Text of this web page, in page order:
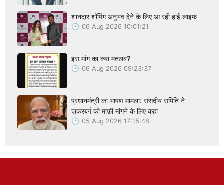
शानदार शॉपिंग अनुभव देने के लिए आ रही हाई लाइफ
06 Aug 2026 10:01:21
इस मांग का क्या मतलब?
06 Aug 2026 09:23:37
प्रधानमंत्री का भाषण मामला: संसदीय समिति ने
ज़करबर्ग को माफ़ी मांगने के लिए कहा
05 Aug 2026 17:15:48